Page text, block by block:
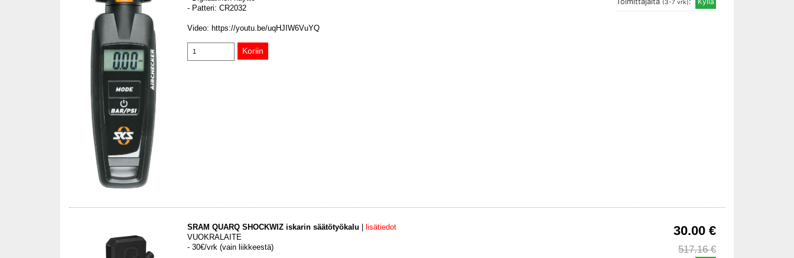
(3-7 vrk)
- Patteri: CR2032
Video: https://youtu.be/uqHJIW6VuYQ
30.00 €
517.16 €
SRAM QUARQ SHOCKWIZ iskarin säätötyökalu | lisätiedot
VUOKRALAITE
- 30€/vrk (vain liikkeestä)